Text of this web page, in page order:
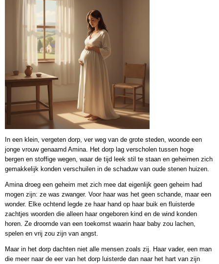
In een klein, vergeten dorp, ver weg van de grote steden, woonde een
jonge vrouw genaamd Amina. Het dorp lag verscholen tussen hoge
bergen en stoffige wegen, waar de tijd leek stil te staan en geheimen zich
gemakkelijk konden verschuilen in de schaduw van oude stenen huizen.
Amina droeg een geheim met zich mee dat eigenlijk geen geheim had
mogen zijn: ze was zwanger. Voor haar was het geen schande, maar een
wonder. Elke ochtend legde ze haar hand op haar buik en fluisterde
zachtjes woorden die alleen haar ongeboren kind en de wind konden
horen. Ze droomde van een toekomst waarin haar baby zou lachen,
spelen en vrij zou zijn van angst.
Maar in het dorp dachten niet alle mensen zoals zij. Haar vader, een man
die meer naar de eer van het dorp luisterde dan naar het hart van zijn